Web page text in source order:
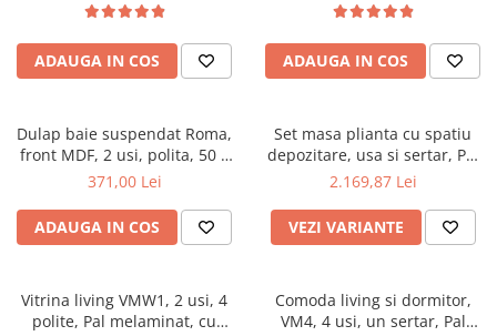
Seturi comode living si dormitor
negru
ADAUGA IN COS
Bonell, fata vara-iarna, sistem
aerisire cu butoni, Saltex plus
perna matlasata, antialergica,
50x70cm
ADAUGA IN COS
Dulap baie suspendat Roma,
front MDF, 2 usi, polita, 50 x
68 cm, alb
371,00 Lei
ADAUGA IN COS
Set masa plianta cu spatiu
depozitare, usa si sertar, Pal
Melaminat, 160x96x80 cm si 6
cu piele ecologica, nuc
2.169,87 Lei
VEZI VARIANTE
Vitrina living VMW1, 2 usi, 4
polite, Pal melaminat, cu
Comoda living si dormitor,
VM4, 4 usi, un sertar, Pal